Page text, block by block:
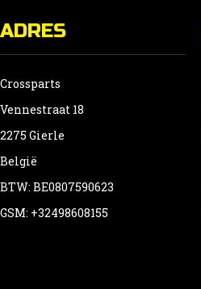
ADRES
Crossparts
Vennestraat 18
2275 Gierle
België
BTW: BE0807590623
GSM: +32498608155